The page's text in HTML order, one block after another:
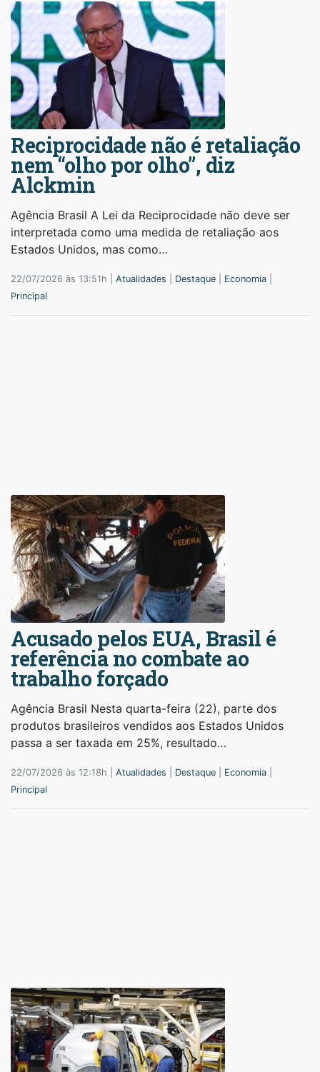
Reciprocidade não é retaliação
nem “olho por olho”, diz
Alckmin
Agência Brasil A Lei da Reciprocidade não deve ser
interpretada como uma medida de retaliação aos
Estados Unidos, mas como…
22/07/2026 às 13:51h | Atualidades Destaque Economia
Principal
Acusado pelos EUA, Brasil é
referência no combate ao
trabalho forçado
Agência Brasil Nesta quarta-feira (22), parte dos
produtos brasileiros vendidos aos Estados Unidos
passa a ser taxada em 25%, resultado…
22/07/2026 às 12:18h | Atualidades Destaque Economia
Principal